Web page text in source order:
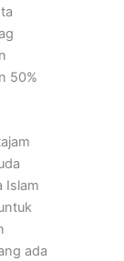
50%
Islam
ada